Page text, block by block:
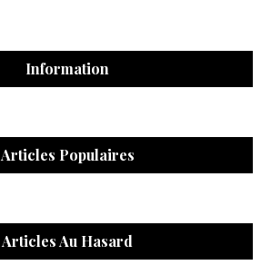
Information
Articles Populaires
Articles Au Hasard